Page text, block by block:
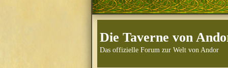
Die Taverne von
Das offizielle Forum zur Welt von Andor